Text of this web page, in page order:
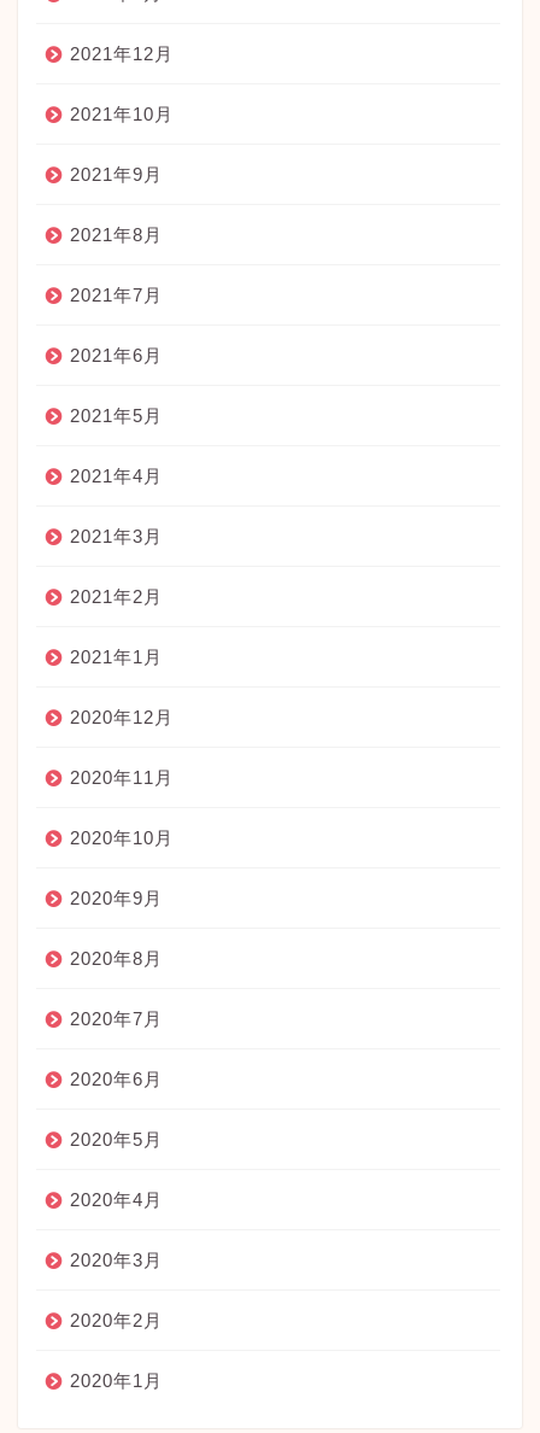
2021年12月
2021年10月
2021年9月
2021年8月
2021年7月
2021年6月
2021年5月
2021年4月
2021年3月
2021年2月
2021年1月
2020年12月
2020年11月
2020年10月
2020年9月
2020年8月
2020年7月
2020年6月
2020年5月
2020年4月
2020年3月
2020年2月
2020年1月